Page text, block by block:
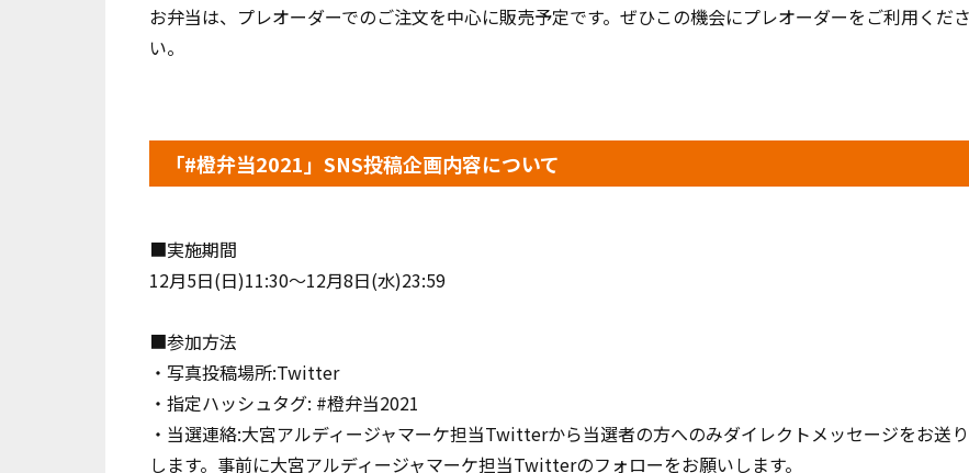
お弁当は、プレオーダーでのご注文を中心に販売予定です。ぜひこの機会にプレオーダーをご利用くださ
い。
「#橙弁当2021」SNS投稿企画内容について
■実施期間
12月5日(日)11:30～12月8日(水)23:59
■参加方法
・写真投稿場所:Twitter
・指定ハッシュタグ: #橙弁当2021
・当選連絡:大宮アルディージャマーケ担当Twitterから当選者の方へのみダイレクトメッセージをお送り
します。事前に大宮アルディージャマーケ担当Twitterのフォローをお願いします。